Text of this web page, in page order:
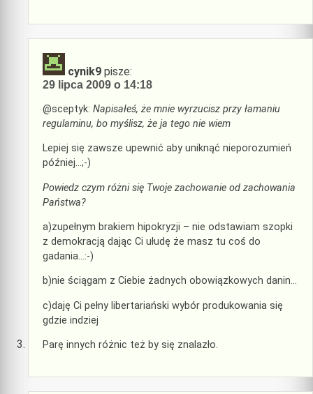
cynik9 pisze:
29 lipca 2009 o 14:18
@sceptyk: Napisałeś, że mnie wyrzucisz przy łamaniu
regulaminu, bo myślisz, że ja tego nie wiem
Lepiej się zawsze upewnić aby uniknąć nieporozumień
później…;-)
Powiedz czym różni się Twoje zachowanie od zachowania
Państwa?
a)zupełnym brakiem hipokryzji – nie odstawiam szopki
z demokracją dając Ci ułudę że masz tu coś do
gadania…:-)
b)nie ściągam z Ciebie żadnych obowiązkowych danin…
c)daję Ci pełny libertariański wybór produkowania się
gdzie indziej
Parę innych różnic też by się znalazło.